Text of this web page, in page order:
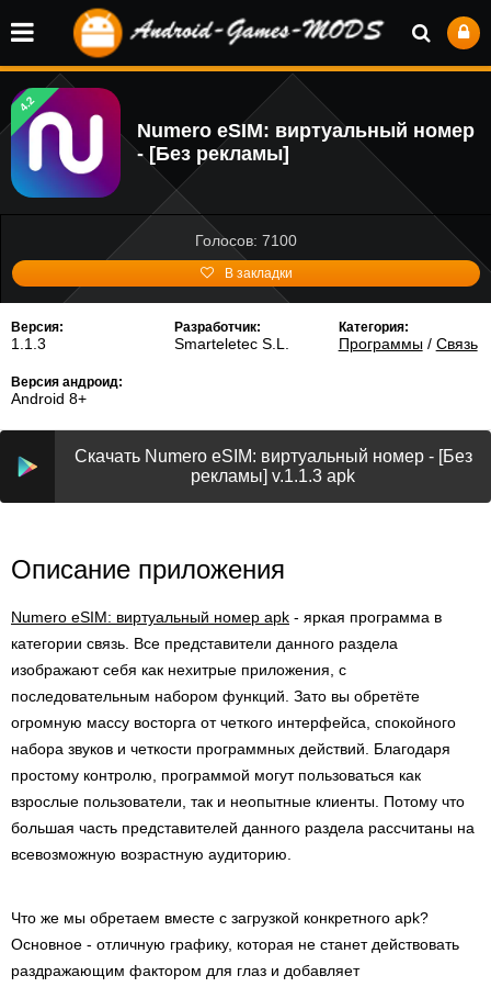
4.2
Numero eSIM: виртуальный номер
- [Без рекламы]
Голосов: 7100
В закладки
Версия:
1.1.3
Разработчик:
Smarteletec S.L.
Категория:
Программы/ Связь
Версия андроид:
Android 8+
Скачать Numero eSIM: виртуальный номер - [Без
рекламы] v.1.1.3 apk
Описание приложения
Numero eSIM: виртуальный номер apk - яркая программа в
категории связь. Все представители данного раздела
изображают себя как нехитрые приложения, с
последовательным набором функций. Зато вы обретёте
огромную массу восторга от четкого интерфейса, спокойного
набора звуков и четкости программных действий. Благодаря
простому контролю, программой могут пользоваться как
взрослые пользователи, так и неопытные клиенты. Потому что
большая часть представителей данного раздела рассчитаны на
всевозможную возрастную аудиторию.
Что же мы обретаем вместе с загрузкой конкретного apk?
Основное - отличную графику, которая не станет действовать
раздражающим фактором для глаз и добавляет